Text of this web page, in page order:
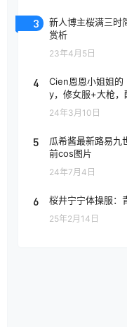
3
新人博主桜满三时
赏析
23年4月5日
4
Cien恩恩小姐姐
y，修女服+大枪，
24年3月10日
5
瓜希酱最新路易九
前cos图片
24年7月4日
6 桜井宁宁体操服：
25年2月14日